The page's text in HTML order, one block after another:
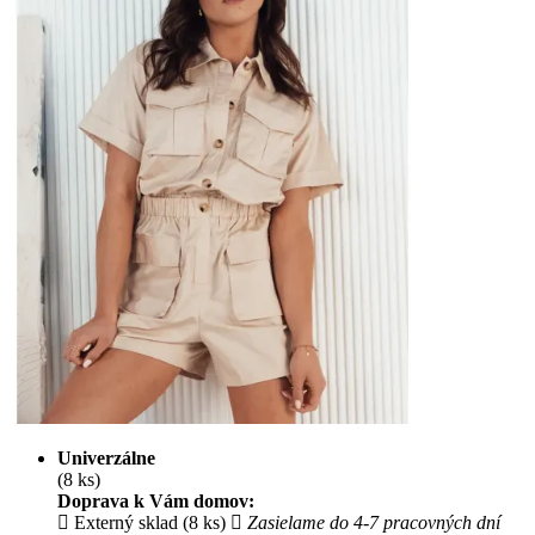
Univerzálne
(8 ks)
Doprava k Vám domov:
Externý sklad (8 ks)
Zasielame do 4-7 pracovných dní